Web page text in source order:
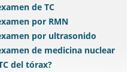
de TC
por RMN
por ultrasonido
de medicina nuclear
del tórax?